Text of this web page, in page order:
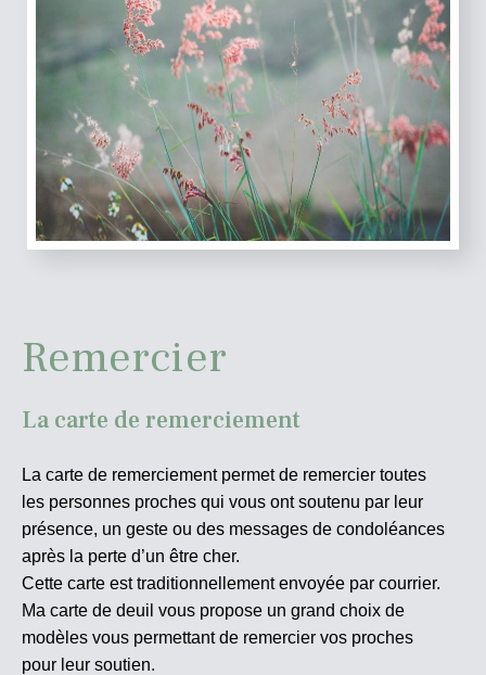
Remercier
La carte de remerciement
La carte de remerciement permet de remercier toutes
les personnes proches qui vous ont soutenu par leur
présence, un geste ou des messages de condoléances
après la perte d’un être cher.
Cette carte est traditionnellement envoyée par courrier.
Ma carte de deuil vous propose un grand choix de
modèles vous permettant de remercier vos proches
pour leur soutien.